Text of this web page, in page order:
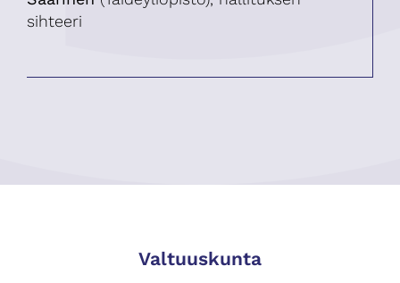
sihteeri
Valtuuskunta